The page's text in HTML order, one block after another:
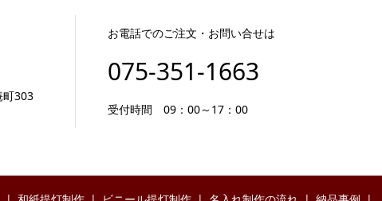
町303
お電話でのご注文・お問い合せは
075-351-1663
受付時間 09：00～17：00